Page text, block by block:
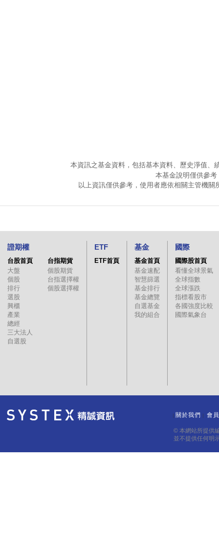
本資訊之基金資料，包括基本資料、歷史淨值、
本基金說明僅供參
以上資訊僅供參考，使用者應依相關主管機
證期權
台股首頁
大盤
個股
排行
選股
興櫃
產業
總經
三大法人
自選股
台指期貨
個股期貨
台指選擇權
個股選擇權
ETF
ETF首頁
基金
基金首頁
基金速配
智慧篩選
基金排行
基金總覽
自選基金
我的組合
國際
國際股首頁
看懂全球景氣
全球指數
全球漲跌
指標看股市
各國強度比較
國際氣象台
關於我們 會
© 本網站所提供
並不提供任何明